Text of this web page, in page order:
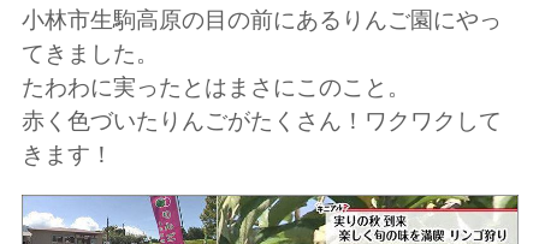
小林市生駒高原の目の前にあるりんご園にやっ
てきました。
たわわに実ったとはまさにこのこと。
赤く色づいたりんごがたくさん！ワクワクして
きます！